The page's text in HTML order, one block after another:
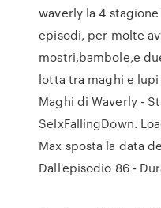
waverly la 4
episodi, per molte
mostri,bambole,e
lotta tra maghi e lupi
Maghi di Waverly -
SelxFallingDown.
Max sposta la data
Dall'episodio 86 -